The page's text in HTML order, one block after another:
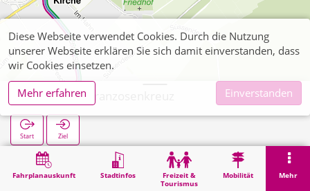
Fahrplanauskunft Stadtinfos
Freizeit &
Tourismus
Mobilität Mehr
Mausbach Franzosenkreuz
Start Ziel
Suche Mausbach Franzosenkreuz
Diese Webseite verwendet Cookies. Durch die Nutzung
unserer Webseite erklären Sie sich damit einverstanden, dass
wir Cookies einsetzen.
Mehr erfahren
Einverstanden